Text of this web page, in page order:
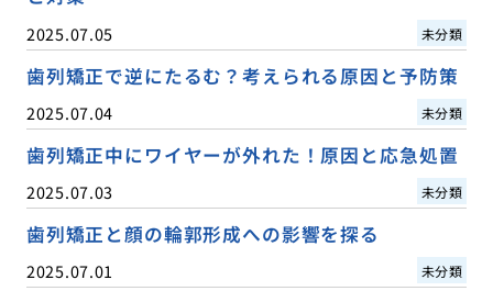
2025.07.05 未分類
歯列矯正で逆にたるむ？考えられる原因と予防策
2025.07.04 未分類
歯列矯正中にワイヤーが外れた！原因と応急処置
2025.07.03 未分類
歯列矯正と顔の輪郭形成への影響を探る
2025.07.01 未分類